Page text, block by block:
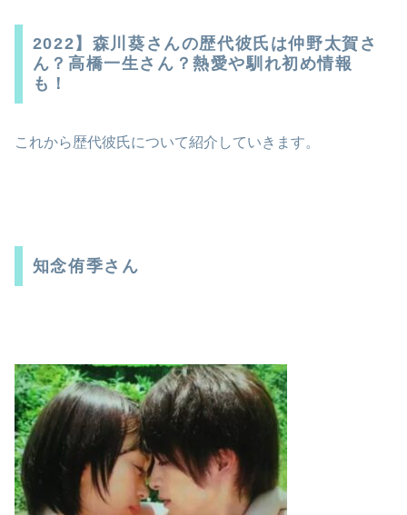
2022】森川葵さんの歴代彼氏は仲野太賀さ
ん？高橋一生さん？熱愛や馴れ初め情報
も！
これから歴代彼氏について紹介していきます。
知念侑季さん